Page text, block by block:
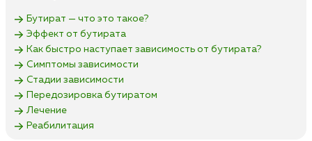
Бутират — что это такое?
Эффект от бутирата
Как быстро наступает зависимость от бутирата?
Симптомы зависимости
Стадии зависимости
Передозировка бутиратом
Лечение
Реабилитация